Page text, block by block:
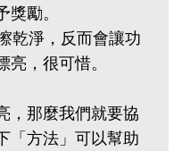
勵。
乾淨，反而會讓功
，很可惜。
，那麼我們就要協
「方法」可以幫助